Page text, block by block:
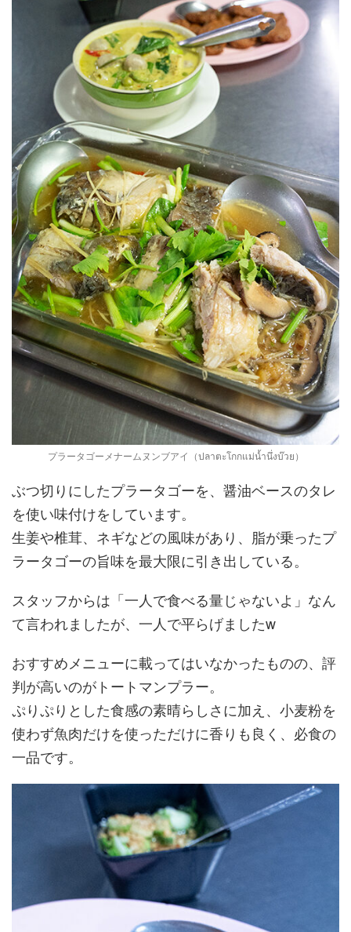
プラータゴーメナームヌンブアイ（ปลาตะโกกแม่น้ำนึ่งบ๊วย）
ぶつ切りにしたプラータゴーを、醤油ベースのタレ
を使い味付けをしています。
生姜や椎茸、ネギなどの風味があり、脂が乗ったプ
ラータゴーの旨味を最大限に引き出している。
スタッフからは「一人で食べる量じゃないよ」なん
て言われましたが、一人で平らげましたw
おすすめメニューに載ってはいなかったものの、評
判が高いのがトートマンプラー。
ぷりぷりとした食感の素晴らしさに加え、小麦粉を
使わず魚肉だけを使っただけに香りも良く、必食の
一品です。